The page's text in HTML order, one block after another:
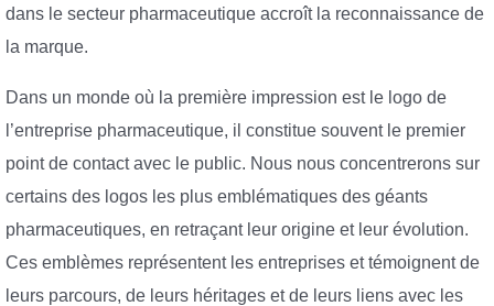
dans le secteur pharmaceutique accroît la reconnaissance de
la marque.
Dans un monde où la première impression est le logo de
l’entreprise pharmaceutique, il constitue souvent le premier
point de contact avec le public. Nous nous concentrerons sur
certains des logos les plus emblématiques des géants
pharmaceutiques, en retraçant leur origine et leur évolution.
Ces emblèmes représentent les entreprises et témoignent de
leurs parcours, de leurs héritages et de leurs liens avec les